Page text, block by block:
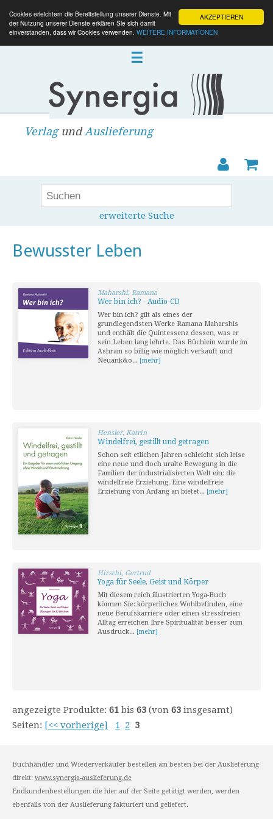
AKZEPTIEREN
Cookies erleichtern die Bereitstellung unserer Dienste. Mit
der Nutzung unserer Dienste erklären Sie sich damit
einverstanden, dass wir Cookies verwenden. WEITERE INFORMATIONEN
☰
VerlagundAuslieferung
erweiterte Suche
Bewusster Leben
Maharshi, Ramana
Wer bin ich? - Audio-CD
Wer bin ich? gilt als eines der
grundlegendsten Werke Ramana Maharshis
und enthält die Quintessenz dessen, was er
sein Leben lang lehrte. Das Büchlein wurde im
Ashram so billig wie möglich verkauft und
Neuank&o... [mehr]
Hensler, Katrin
Windelfrei, gestillt und getragen
Schon seit etlichen Jahren schleicht sich leise
eine neue und doch uralte Bewegung in die
Familien der industrialisierten Welt ein: die
windelfreie Erziehung. Eine windelfreie
Erziehung von Anfang an bietet... [mehr]
Hirschi, Gertrud
Yoga für Seele, Geist und Körper
Mit diesem reich illustrierten Yoga-Buch
können Sie: körperliches Wohlbefinden, eine
neue Berufskarriere oder einen stressfreien
Alltag erreichen Ihre Spiritualität besser zum
Ausdruck... [mehr]
angezeigte Produkte: 61 bis 63 (von 63 insgesamt)
Seiten: [<< vorherige] 1 2 3
Buchhändler und Wiederverkäufer bestellen am besten bei der Auslieferung
direkt: www.synergia-auslieferung.de
Endkundenbestellungen die hier auf der Seite getätigt werden, werden
ebenfalls von der Auslieferung fakturiert und geliefert.